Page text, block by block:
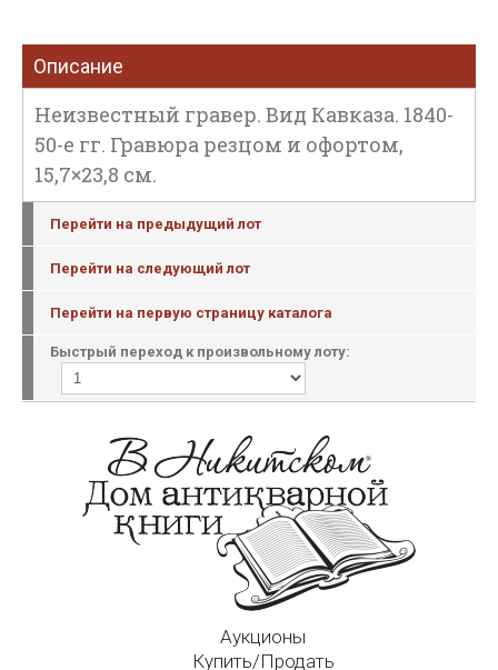
Описание
Неизвестный гравер. Вид Кавказа. 1840-
50-е гг. Гравюра резцом и офортом,
15,7×23,8 см.
Перейти на предыдущий лот
Перейти на следующий лот
Перейти на первую страницу каталога
Быстрый переход к произвольному лоту:
Аукционы
Купить/Продать